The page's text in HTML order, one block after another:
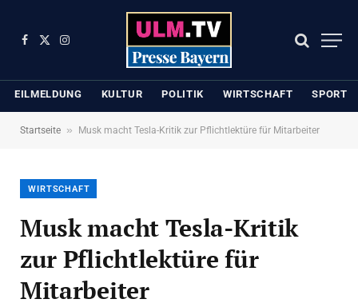
Facebook
X
Instagram
EILMELDUNG KULTUR POLITIK WIRTSCHAFT SPORT
Startseite » Musk macht Tesla-Kritik zur Pflichtlektüre für Mitarbeiter
WIRTSCHAFT
Musk macht Tesla-Kritik
zur Pflichtlektüre für
Mitarbeiter